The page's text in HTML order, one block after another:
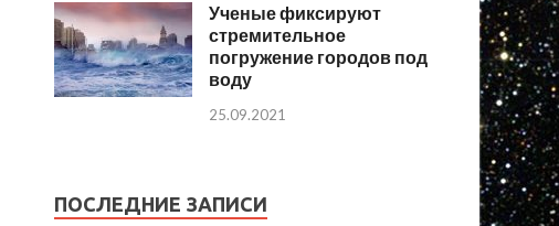
Ученые фиксируют
стремительное
погружение городов под
воду
25.09.2021
ПОСЛЕДНИЕ ЗАПИСИ